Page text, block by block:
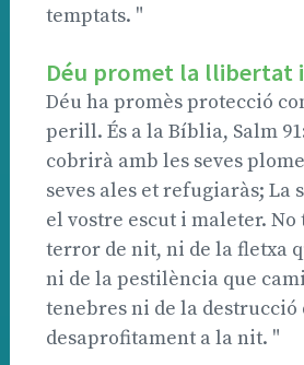
temptats. "
Déu promet la llibertat
Déu ha promès protecció
perill. És a la Bíblia, Salm
cobrirà amb les seves
seves ales et refugiaràs; La
el vostre escut i maleter.
terror de nit, ni de la fletxa
ni de la pestilència que
tenebres ni de la destrucció
desaprofitament a la nit. "